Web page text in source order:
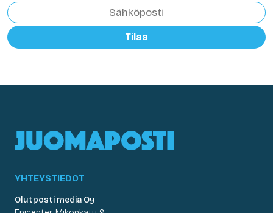
Tilaa
YHTEYSTIEDOT
Olutposti media Oy